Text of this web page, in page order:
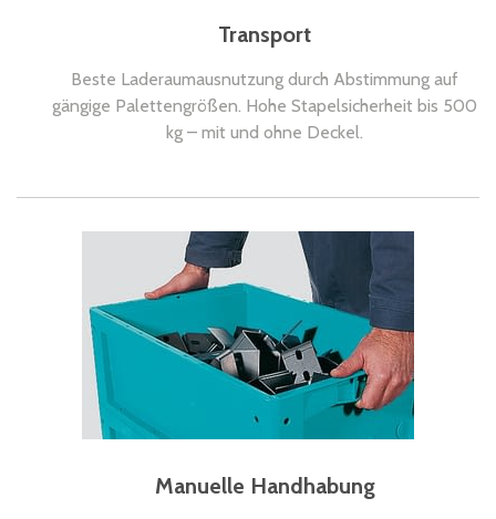
Transport
Beste Laderaumausnutzung durch Abstimmung auf
gängige Palettengrößen. Hohe Stapelsicherheit bis 500
kg – mit und ohne Deckel.
Manuelle Handhabung